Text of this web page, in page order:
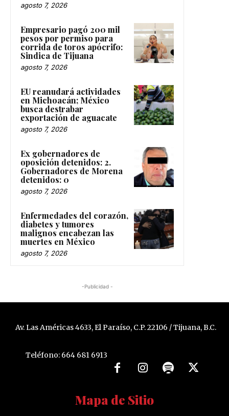
agosto 7, 2026
Empresario pagó 200 mil
pesos por permiso para
corrida de toros apócrifo:
Sindica de Tijuana
agosto 7, 2026
EU reanudará actividades
en Michoacán; México
busca destrabar
exportación de aguacate
agosto 7, 2026
Ex gobernadores de
oposición detenidos: 2.
Gobernadores de Morena
detenidos: 0
agosto 7, 2026
Enfermedades del corazón,
diabetes y tumores
malignos encabezan las
muertes en México
agosto 7, 2026
-Publicidad -
Av. Las Américas 4633, El Paraíso, C.P. 22106 / Tijuana, B.C.
Teléfono: 664 681 6913
Mapa de Sitio